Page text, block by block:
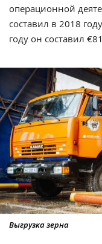
операционной
составил в 2018
году он составил
Выгрузка зерна